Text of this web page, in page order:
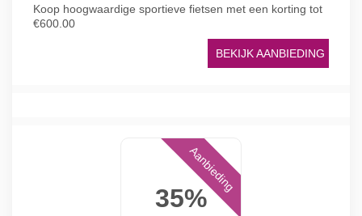
Koop hoogwaardige sportieve fietsen met een korting tot
€600.00
BEKIJK AANBIEDING
35%
Aanbieding